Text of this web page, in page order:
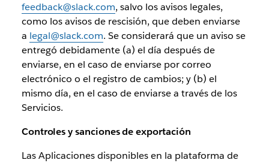
feedback@slack.com, salvo los avisos legales,
como los avisos de rescisión, que deben enviarse
a legal@slack.com. Se considerará que un aviso se
entregó debidamente (a) el día después de
enviarse, en el caso de enviarse por correo
electrónico o el registro de cambios; y (b) el
mismo día, en el caso de enviarse a través de los
Servicios.
Controles y sanciones de exportación
Las Aplicaciones disponibles en la plataforma de